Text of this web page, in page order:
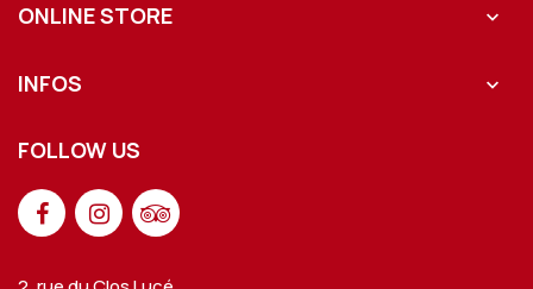
ONLINE STORE 
INFOS 
FOLLOW US